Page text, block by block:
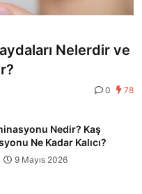
Nelerdir ve
0 78
Nedir? Kaş
Ne Kadar Kalıcı?
9 Mayıs 2026